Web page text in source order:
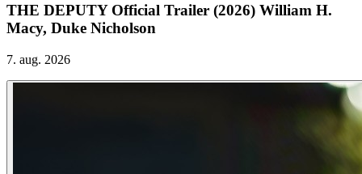
THE DEPUTY Official Trailer (2026) William H.
Macy, Duke Nicholson
7. aug. 2026